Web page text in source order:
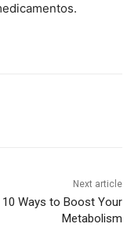
Next article
10 Ways to Boost Your
Metabolism